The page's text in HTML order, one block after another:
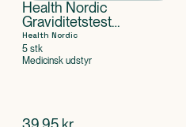
Health Nordic
Graviditetstest
(Strimmel)
Health Nordic
5 stk
Medicinsk udstyr
$nuværende pris